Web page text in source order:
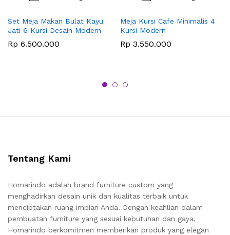
Set Meja Makan Bulat Kayu
Jati 6 Kursi Desain Modern
Rp 6.500.000
Meja Kursi Cafe Minimalis 4
Kursi Modern
Rp 3.550.000
Tentang Kami
Homarindo adalah brand furniture custom yang
menghadirkan desain unik dan kualitas terbaik untuk
menciptakan ruang impian Anda. Dengan keahlian dalam
pembuatan furniture yang sesuai kebutuhan dan gaya,
Homarindo berkomitmen memberikan produk yang elegan